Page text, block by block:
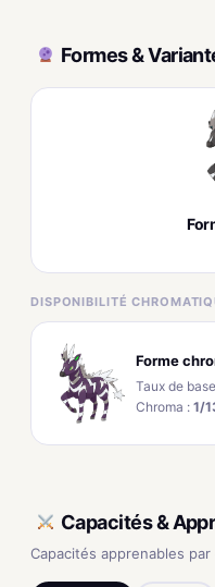
Formes &
DISPONIBILITÉ
Forme
Taux de
Chroma : 1/
Capacités &
Capacités apprenables